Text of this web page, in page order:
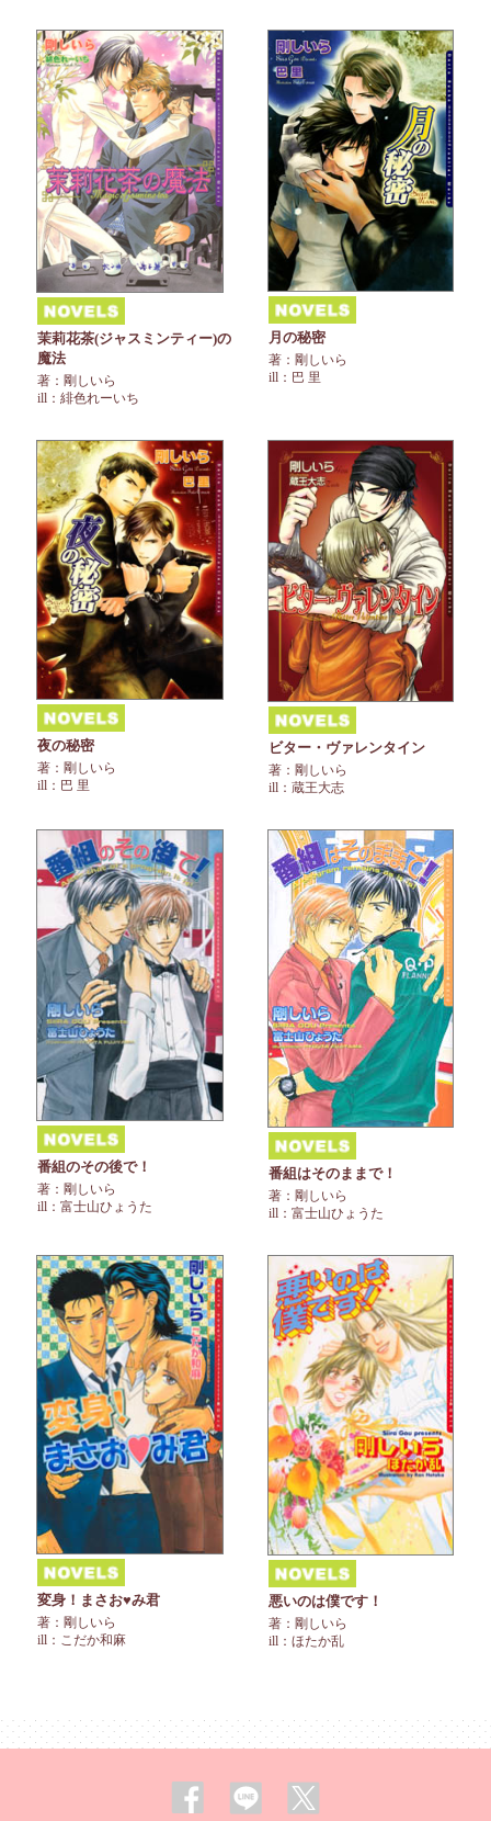
茉莉花茶(ジャスミンティー)の
魔法
著：剛しいら
ill：緋色れーいち
月の秘密
著：剛しいら
ill：巴 里
夜の秘密
著：剛しいら
ill：巴 里
ビター・ヴァレンタイン
著：剛しいら
ill：蔵王大志
番組のその後で！
著：剛しいら
ill：富士山ひょうた
番組はそのままで！
著：剛しいら
ill：富士山ひょうた
変身！まさお♥み君
著：剛しいら
ill：こだか和麻
悪いのは僕です！
著：剛しいら
ill：ほたか乱